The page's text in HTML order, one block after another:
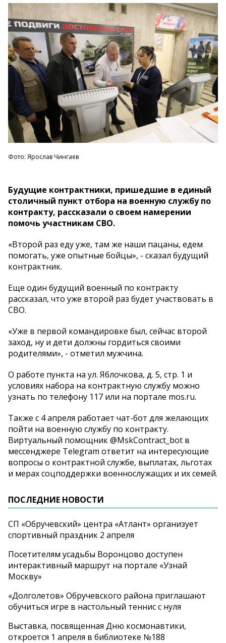
Фото: Ярослав Чингаев
Будущие контрактники, пришедшие в единый
столичный пункт отбора на военную службу по
контракту, рассказали о своем намерении
помочь участникам СВО.
«Второй раз еду уже, там же наши пацаны, едем
помогать, уже опытные бойцы», - сказал будущий
контрактник.
Еще один будущий военный по контракту
рассказал, что уже второй раз будет участвовать в
СВО.
«Уже в первой командировке был, сейчас второй
заход, ну и дети должны гордиться своими
родителями», - отметил мужчина.
О работе пункта на ул. Яблочкова, д. 5, стр. 1 и
условиях набора на контрактную службу можно
узнать по телефону 117 или на портале mos.ru.
Также с 4 апреля работает чат-бот для желающих
пойти на военную службу по контракту.
Виртуальный помощник @MskContract_bot в
мессенджере Telegram ответит на интересующие
вопросы о контрактной службе, выплатах, льготах
и мерах соцподдержки военнослужащих и их семей.
ПОСЛЕДНИЕ НОВОСТИ
СП «Обручевский» центра «Атлант» организует
спортивный праздник 2 апреля
Посетителям усадьбы Воронцово доступен
интерактивный маршрут на портале «Узнай
Москву»
«Долголетов» Обручевского района приглашают
обучиться игре в настольный теннис с нуля
Выставка, посвященная Дню космонавтики,
откроется 1 апреля в библиотеке №188